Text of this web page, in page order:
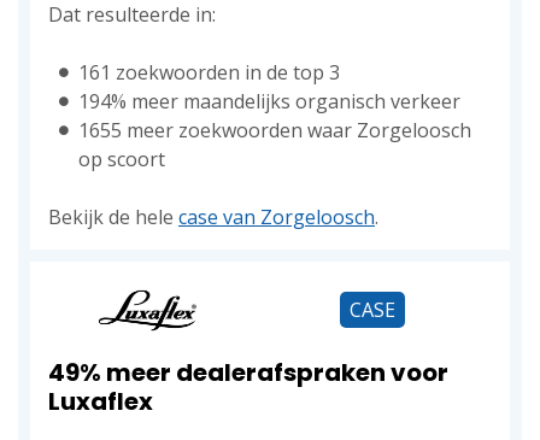
Dat resulteerde in:
161 zoekwoorden in de top 3
194% meer maandelijks organisch verkeer
1655 meer zoekwoorden waar Zorgeloosch
op scoort
Bekijk de hele case van Zorgeloosch.
49% meer dealerafspraken voor
Luxaflex
CASE